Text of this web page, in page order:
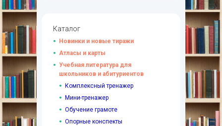
Каталог
Новинки и новые тиражи
Атласы и карты
Учебная литература для
школьников и абитуриентов
Комплексный тренажер
Мини-тренажер
Обучение грамоте
Опорные конспекты